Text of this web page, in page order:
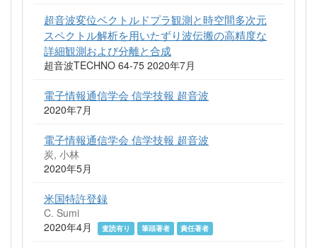
超音波変位ベクトルドプラ観測と時空間多次元
スペクトル解析を用いたずり波伝搬の高精度な
詳細観測および分離と合成
超音波TECHNO 64-75 2020年7月
電子情報通信学会 信学技報 超音波
2020年7月
電子情報通信学会 信学技報 超音波
炭, 小林
2020年5月
米国特許登録
C. Sumi
2020年4月
査読有り 筆頭著者 責任著者